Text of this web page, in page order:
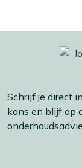
Schrijf je direct
kans en blijf op